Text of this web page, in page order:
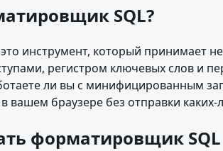
SQL?
инструмент, который принимает
регистром ключевых слов и
ли вы с минифицированным
вашем браузере без отправки
форматировщик SQL